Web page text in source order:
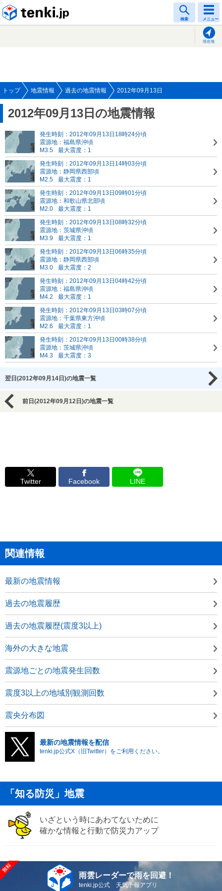
検索 メニュー
現在地
トップ 地震情報 過去の地震情報 2012年09月13日
2012年09月13日の地震情報
発生時刻：2012年09月13日18時24分頃
震源地：福島県沖頃
M3.5
最大震度：1
発生時刻：2012年09月13日14時03分頃
震源地：静岡県西部頃
M2.5
最大震度：1
発生時刻：2012年09月13日09時01分頃
震源地：和歌山県北部頃
M2.0
最大震度：1
発生時刻：2012年09月13日08時32分頃
震源地：茨城県沖頃
M3.9
最大震度：1
発生時刻：2012年09月13日06時35分頃
震源地：静岡県西部頃
M3.0
最大震度：2
発生時刻：2012年09月13日04時42分頃
震源地：福島県沖頃
M4.2
最大震度：1
発生時刻：2012年09月13日03時07分頃
震源地：千葉県東方沖頃
M2.6
最大震度：1
発生時刻：2012年09月13日00時38分頃
震源地：茨城県沖頃
M4.3
最大震度：3
翌日(2012年09月14日)の地震一覧
前日(2012年09月12日)の地震一覧
Twitter Facebook LINE
関連情報
最新の地震情報
過去の地震履歴
過去の地震履歴(震度3以上)
海外の大きな地震
震源地ごとの地震発生回数
震度3以上の地域別観測回数
震央分布図
最新の地震情報を配信
tenki.jp公式X（旧Twitter）をご利用ください。
「知る防災」地震
いざという時にあわてないために
確かな情報と行動で防災力アップ
雨雲レーダーで雨を回避！
tenki.jp公式 天気予報アプリ